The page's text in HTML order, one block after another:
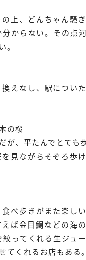
上、どんちゃん騒
からない。その点
。
えなし、駅につい
の桜
、平たんでとても
見ながらそぞろ歩
べ歩きがまた楽し
ば金目鯛などの海
ってくれる生ジュ
くれるお店もある